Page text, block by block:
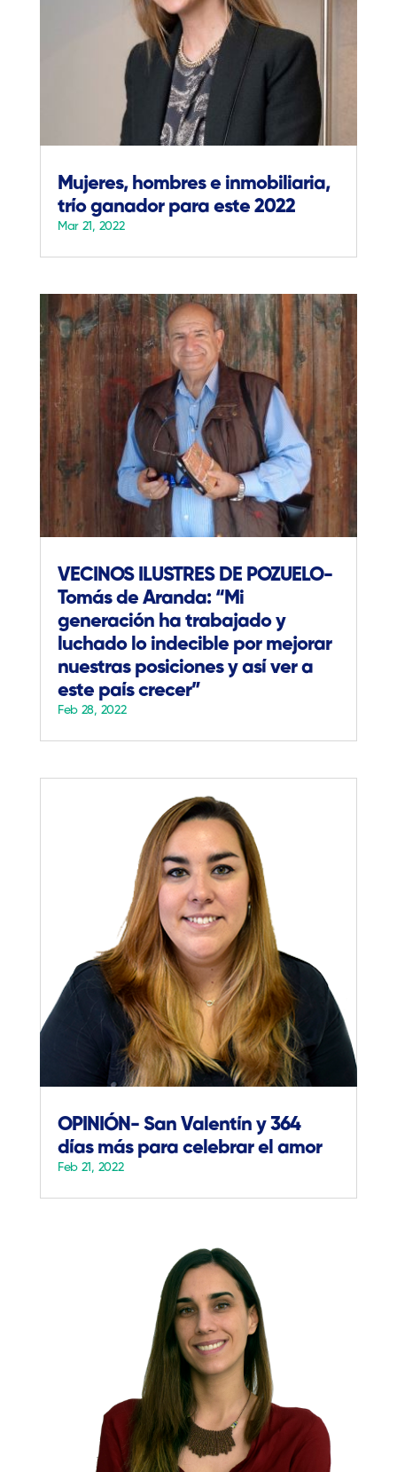
Mujeres, hombres e inmobiliaria,
trío ganador para este 2022
Mar 21, 2022
VECINOS ILUSTRES DE POZUELO-
Tomás de Aranda: “Mi
generación ha trabajado y
luchado lo indecible por mejorar
nuestras posiciones y así ver a
este país crecer”
Feb 28, 2022
OPINIÓN- San Valentín y 364
días más para celebrar el amor
Feb 21, 2022